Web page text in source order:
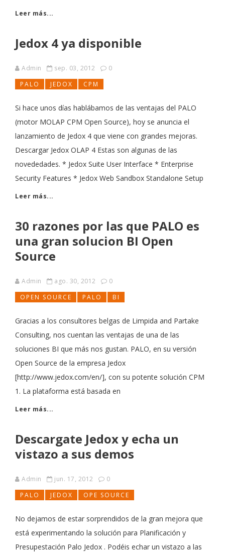
Leer más...
Jedox 4 ya disponible
Admin sep. 03, 2012
0
PALO
JEDOX CPM
Si hace unos días hablábamos de las ventajas del PALO
(motor MOLAP CPM Open Source), hoy se anuncia el
lanzamiento de Jedox 4 que viene con grandes mejoras.
Descargar Jedox OLAP 4 Estas son algunas de las
novededades. * Jedox Suite User Interface * Enterprise
Security Features * Jedox Web Sandbox Standalone Setup
Leer más...
30 razones por las que PALO es
una gran solucion BI Open
Source
Admin ago. 30, 2012
0
OPEN SOURCE
PALO BI
Gracias a los consultores belgas de Limpida and Partake
Consulting, nos cuentan las ventajas de una de las
soluciones BI que más nos gustan. PALO, en su versión
Open Source de la empresa Jedox
[http://www.jedox.com/en/], con su potente solución CPM
1. La plataforma está basada en
Leer más...
Descargate Jedox y echa un
vistazo a sus demos
Admin jun. 17, 2012
0
PALO
JEDOX OPE SOURCE
No dejamos de estar sorprendidos de la gran mejora que
está experimentando la solución para Planificación y
Presupestación Palo Jedox . Podéis echar un vistazo a las